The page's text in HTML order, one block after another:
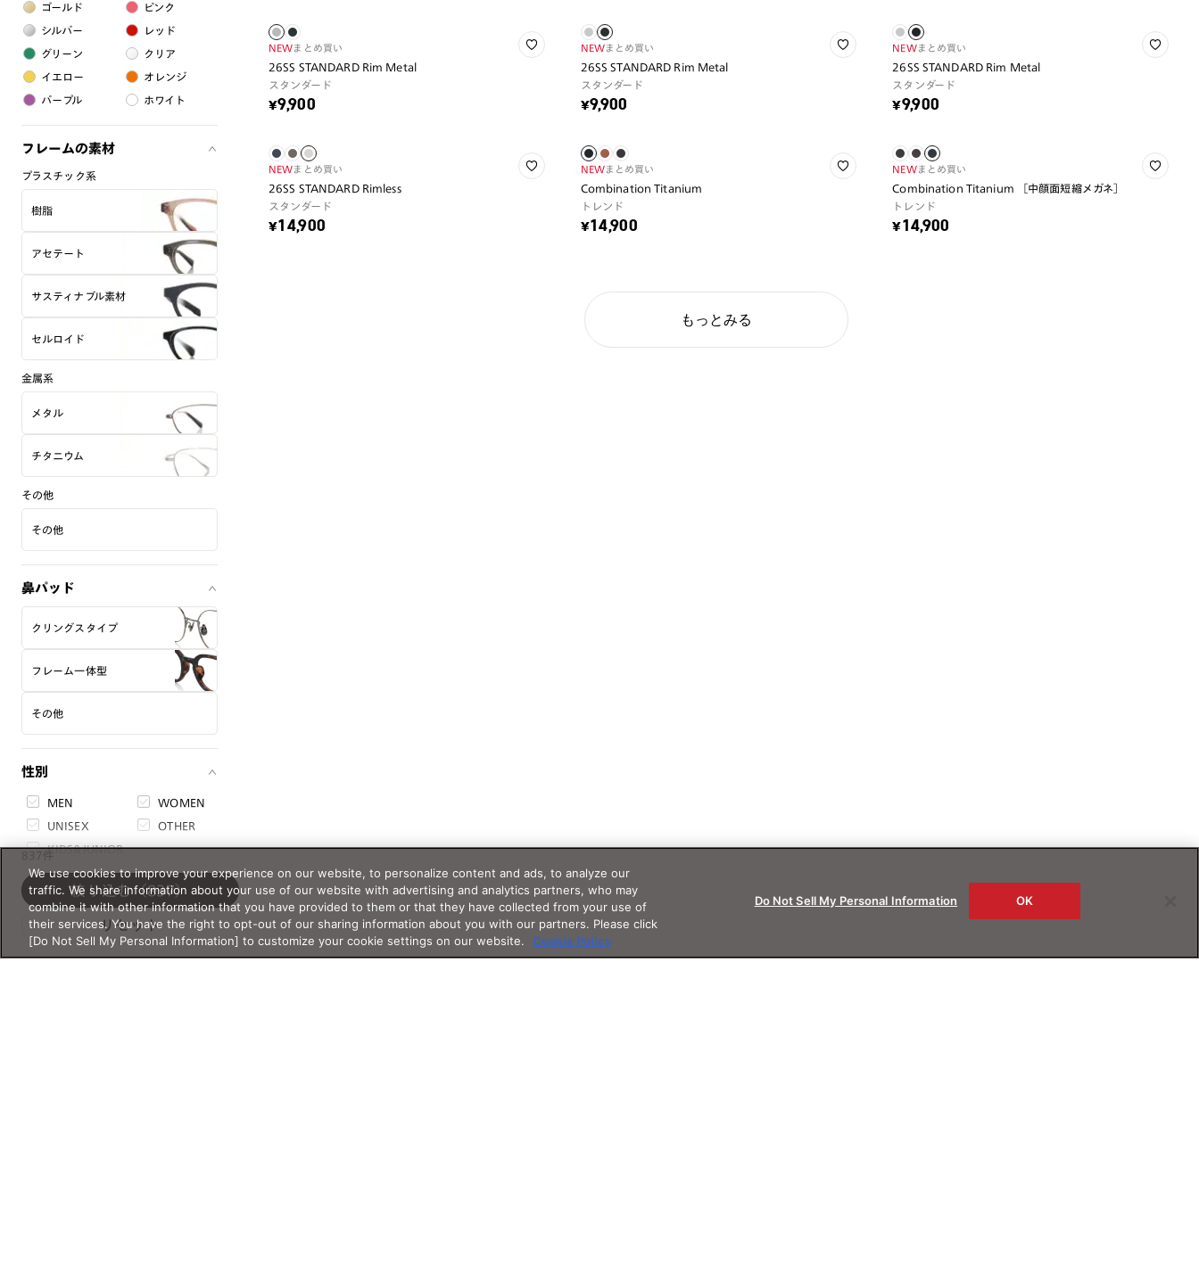
ゴールド ピンク
シルバー レッド
グリーン クリア
イエロー オレンジ
パープル ホワイト
フレームの素材
プラスチック系
樹脂
アセテート
サスティナブル素材
セルロイド
金属系
メタル
チタニウム
その他
その他
鼻パッド
クリングスタイプ
フレーム一体型
その他
性別
MEN WOMEN
UNISEX OTHER
KIDS&JUNIOR
サイズ
サイズ・重さの詳細検索
837件
リセット
絞り込む（837）
NEWまとめ買い
26SS STANDARD Rim Metal
スタンダード
¥9,900
NEWまとめ買い
26SS STANDARD Rim Metal
スタンダード
¥9,900
NEWまとめ買い
26SS STANDARD Rim Metal
スタンダード
¥9,900
NEWまとめ買い
26SS STANDARD Rimless
スタンダード
¥14,900
NEWまとめ買い
Combination Titanium
トレンド
¥14,900
NEWまとめ買い
Combination Titanium ［中顔面短縮メガネ］
トレンド
¥14,900
もっとみる
We use cookies to improve your experience on our website, to personalize content and ads, to analyze our
traffic. We share information about your use of our website with advertising and analytics partners, who may
combine it with other information that you have provided to them or that they have collected from your use of
their services. You have the right to opt-out of our sharing information about you with our partners. Please click
[Do Not Sell My Personal Information] to customize your cookie settings on our website.
Cookie Policy
Do Not Sell My Personal Information OK